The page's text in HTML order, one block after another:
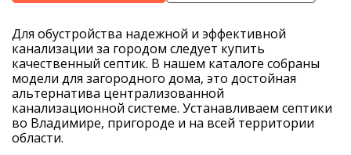
Для обустройства надежной и эффективной
канализации за городом следует купить
качественный септик. В нашем каталоге собраны
модели для загородного дома, это достойная
альтернатива централизованной
канализационной системе. Устанавливаем септики
во Владимире, пригороде и на всей территории
области.